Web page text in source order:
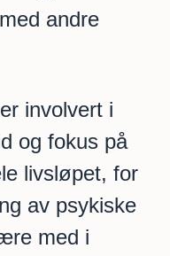
andre
involvert i
og fokus på
livsløpet, for
av psykiske
med i